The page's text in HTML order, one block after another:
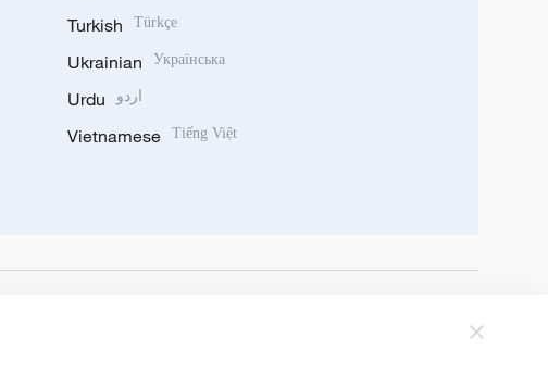
Turkish Türkçe
Ukrainian Українська
Urdu اردو
Vietnamese Tiếng Việt